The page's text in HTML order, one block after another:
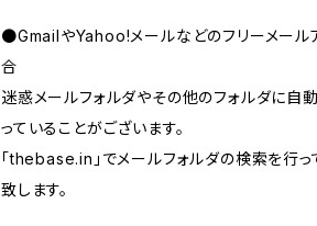
●GmailやYahoo!メールなどのフリーメール
合
迷惑メールフォルダやその他のフォルダに自
っていることがございます。
「thebase.in」でメールフォルダの検索を行っ
致します。